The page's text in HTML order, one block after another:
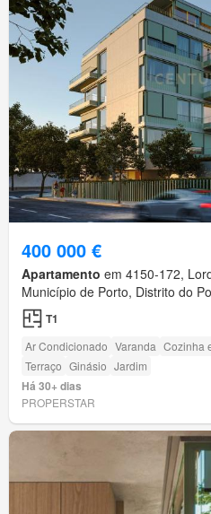
400 000 €
Apartamento em 4150-172,
Município de Porto, Distrito do
T1
Ar Condicionado Varanda Cozinha
Terraço Ginásio Jardim
Há 30+ dias
PROPERSTAR